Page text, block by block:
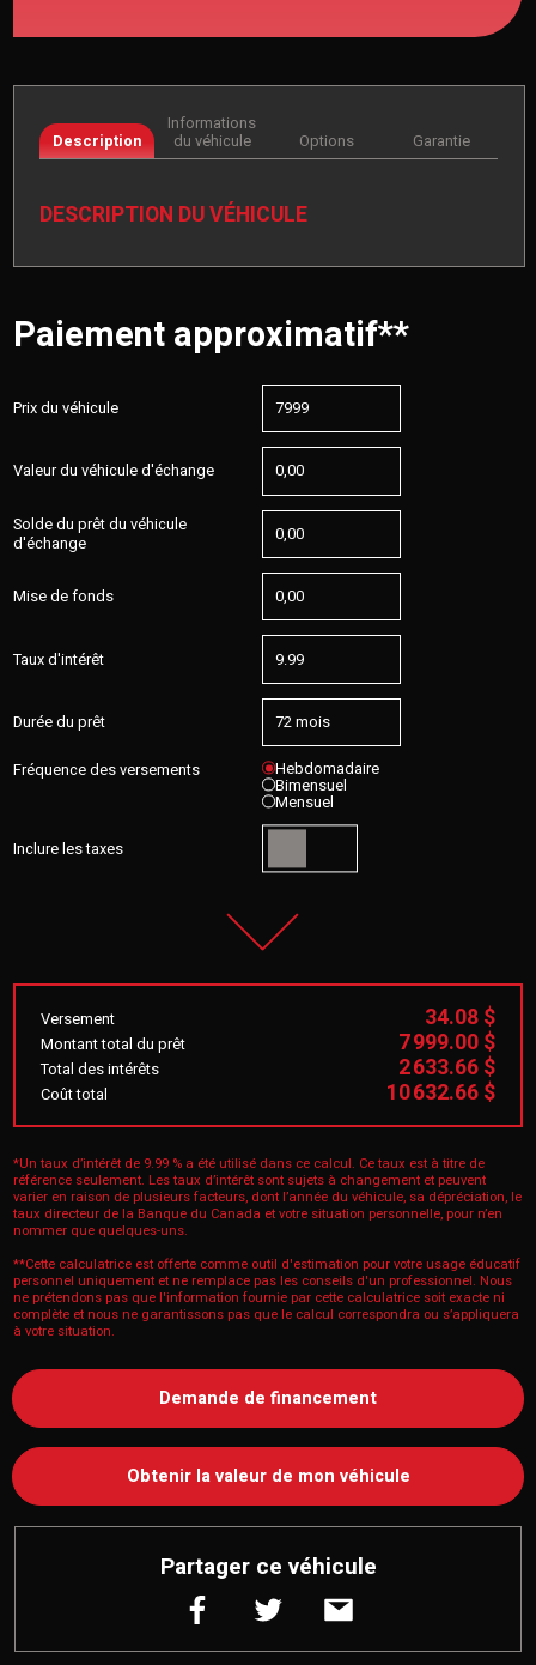
Description
Informations
du véhicule
Options Garantie
DESCRIPTION DU VÉHICULE
Paiement approximatif**
Prix du véhicule
Valeur du véhicule d'échange
Solde du prêt du véhicule
d'échange
Mise de fonds
Taux d'intérêt
Durée du prêt
Fréquence des versements Hebdomadaire
Bimensuel
Mensuel
Inclure les taxes
Versement 34.08 $
Montant total du prêt 7 999.00 $
Total des intérêts 2 633.66 $
Coût total 10 632.66 $
*Un taux d’intérêt de 9.99 % a été utilisé dans ce calcul. Ce taux est à titre de
référence seulement. Les taux d’intérêt sont sujets à changement et peuvent
varier en raison de plusieurs facteurs, dont l’année du véhicule, sa dépréciation, le
taux directeur de la Banque du Canada et votre situation personnelle, pour n’en
nommer que quelques-uns.
**Cette calculatrice est offerte comme outil d'estimation pour votre usage éducatif
personnel uniquement et ne remplace pas les conseils d'un professionnel. Nous
ne prétendons pas que l'information fournie par cette calculatrice soit exacte ni
complète et nous ne garantissons pas que le calcul correspondra ou s’appliquera
à votre situation.
Demande de financement
Obtenir la valeur de mon véhicule
Partager ce véhicule